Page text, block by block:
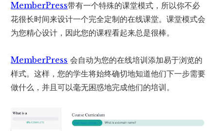
MemberPress带有一个特殊的课堂模式，所以你不必
花很长时间来设计一个完全定制的在线课堂。课堂模式会
为您精心设计，因此您的课程看起来总是很棒。
MemberPress 会自动为您的在线培训添加易于浏览的
样式。这样，您的学生将始终确切地知道他们下一步需要
做什么，并且可以毫无困惑地完成他们的培训。